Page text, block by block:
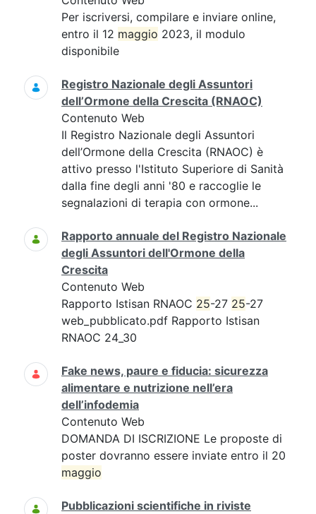
Per iscriversi, compilare e inviare online,
entro il 12 maggio 2023, il modulo
disponibile
Registro Nazionale degli Assuntori
dell’Ormone della Crescita (RNAOC)
Contenuto Web
Il Registro Nazionale degli Assuntori
dell’Ormone della Crescita (RNAOC) è
attivo presso l'Istituto Superiore di Sanità
dalla fine degli anni '80 e raccoglie le
segnalazioni di terapia con ormone...
Rapporto annuale del Registro Nazionale
degli Assuntori dell'Ormone della
Crescita
Contenuto Web
Rapporto Istisan RNAOC 25-27 25-27
web_pubblicato.pdf Rapporto Istisan
RNAOC 24_30
Fake news, paure e fiducia: sicurezza
alimentare e nutrizione nell’era
dell’infodemia
Contenuto Web
DOMANDA DI ISCRIZIONE Le proposte di
poster dovranno essere inviate entro il 20
maggio
Pubblicazioni scientifiche in riviste